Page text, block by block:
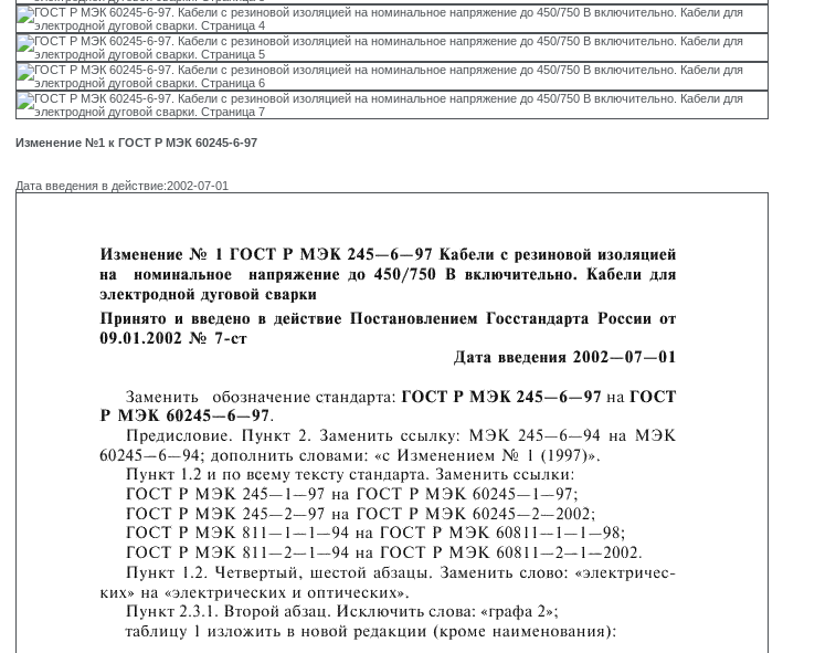
Изменение №1 к ГОСТ Р МЭК 60245-6-97
Дата введения в действие:2002-07-01